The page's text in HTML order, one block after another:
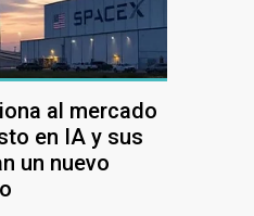
al mercado
en IA y sus
un nuevo